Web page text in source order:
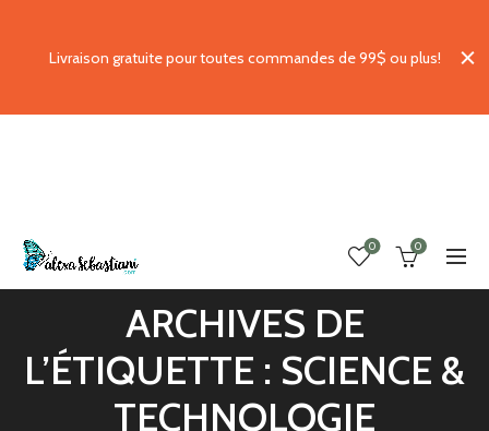
0 0
ARCHIVES DE
L’ÉTIQUETTE : SCIENCE &
TECHNOLOGIE
Livraison gratuite pour toutes commandes de 99$ ou plus!